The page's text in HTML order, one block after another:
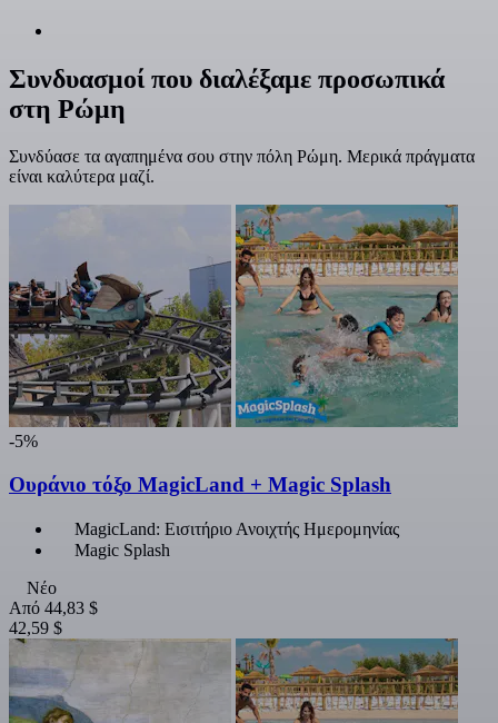
Συνδυασμοί που διαλέξαμε προσωπικά
στη Ρώμη
Συνδύασε τα αγαπημένα σου στην πόλη Ρώμη. Μερικά πράγματα
είναι καλύτερα μαζί.
-5%
Ουράνιο τόξο MagicLand + Magic Splash
MagicLand: Εισιτήριο Ανοιχτής Ημερομηνίας
Magic Splash
Νέο
Από 44,83 $
42,59 $